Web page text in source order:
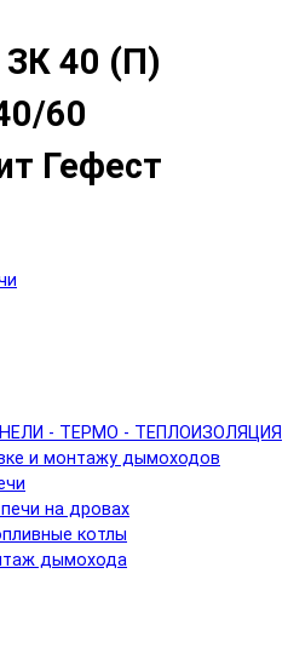
ЗК 40 (П)
60
Гефест
- ТЕРМО - ТЕПЛОИЗОЛЯЦИЯ
и монтажу дымоходов
на дровах
котлы
дымохода